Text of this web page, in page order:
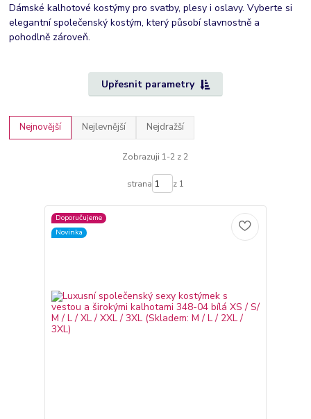
Dámské kalhotové kostýmy pro svatby, plesy i oslavy. Vyberte si
elegantní společenský kostým, který působí slavnostně a
pohodlně zároveň.
Upřesnit parametry
Nejnovější Nejlevnější Nejdražší
Zobrazuji 1-2 z 2
strana z 1
Doporučujeme
Novinka